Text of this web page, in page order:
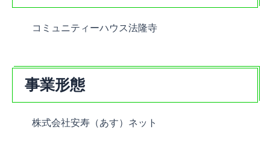
コミュニティーハウス法隆寺
事業形態
株式会社安寿（あす）ネット